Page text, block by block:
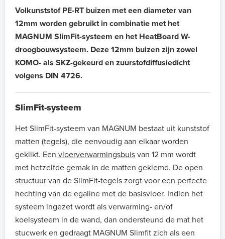
Volkunststof PE-RT buizen met een diameter van
12mm worden gebruikt in combinatie met het
MAGNUM SlimFit-systeem en het HeatBoard W-
droogbouwsysteem. Deze 12mm buizen zijn zowel
KOMO- als SKZ-gekeurd en zuurstofdiffusiedicht
volgens DIN 4726.
SlimFit-systeem
Het SlimFit-systeem van MAGNUM bestaat uit kunststof
matten (tegels), die eenvoudig aan elkaar worden
geklikt. Een vloerverwarmingsbuis van 12 mm wordt
met hetzelfde gemak in de matten geklemd. De open
structuur van de SlimFit-tegels zorgt voor een perfecte
hechting van de egaline met de basisvloer. Indien het
systeem ingezet wordt als verwarming- en/of
koelsysteem in de wand, dan ondersteund de mat het
stucwerk en gedraagt MAGNUM Slimfit zich als een